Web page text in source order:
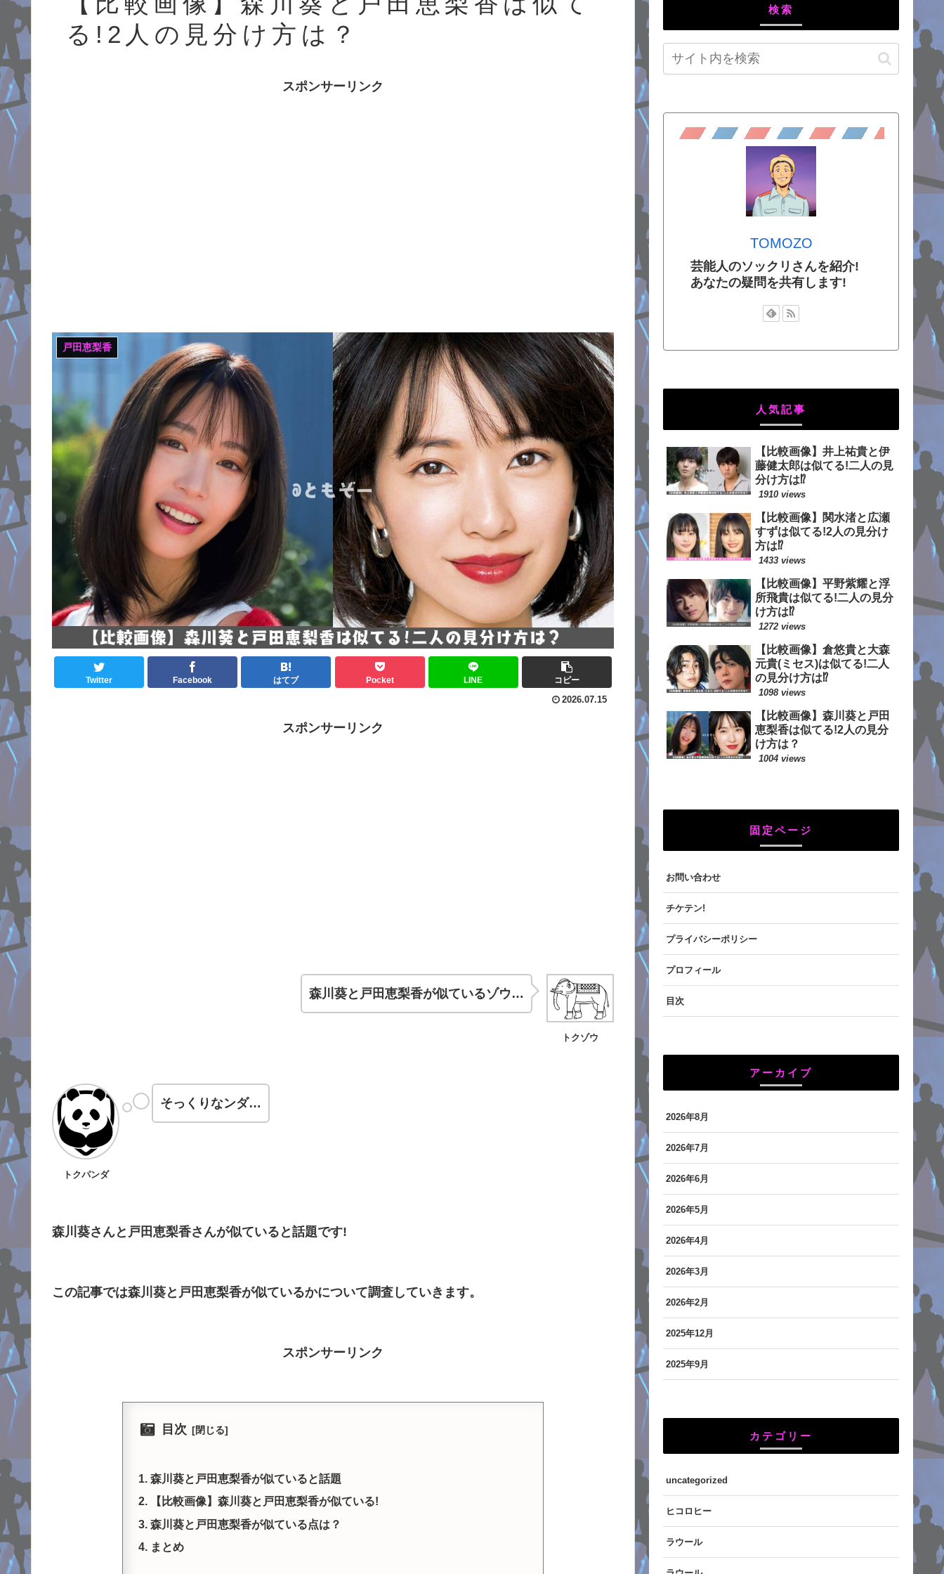
る!2人の見分け方は？
スポンサーリンク
戸田恵梨香
Twitter Facebook はてブ Pocket LINE コピー
2026.07.15
スポンサーリンク
トクゾウ
森川葵と戸田恵梨香が似ているゾウ…
トクパンダ
そっくりなンダ…
森川葵さんと戸田恵梨香さんが似ていると話題です!
この記事では森川葵と戸田恵梨香が似ているかについて調査していきます。
スポンサーリンク
目次
森川葵と戸田恵梨香が似ていると話題
【比較画像】森川葵と戸田恵梨香が似ている!
森川葵と戸田恵梨香が似ている点は？
まとめ
検索
TOMOZO
芸能人のソックリさんを紹介!
あなたの疑問を共有します!
人気記事
【比較画像】井上祐貴と伊
藤健太郎は似てる!二人の見
分け方は⁉
1910 views
【比較画像】関水渚と広瀬
すずは似てる!2人の見分け
方は⁉
1433 views
【比較画像】平野紫耀と浮
所飛貴は似てる!二人の見分
け方は⁉
1272 views
【比較画像】倉悠貴と大森
元貴(ミセス)は似てる!二人
の見分け方は⁉
1098 views
【比較画像】森川葵と戸田
恵梨香は似てる!2人の見分
け方は？
1004 views
固定ページ
お問い合わせ
チケテン!
プライバシーポリシー
プロフィール
目次
アーカイブ
2026年8月
2026年7月
2026年6月
2026年5月
2026年4月
2026年3月
2026年2月
2025年12月
2025年9月
カテゴリー
uncategorized
ヒコロヒー
ラウール